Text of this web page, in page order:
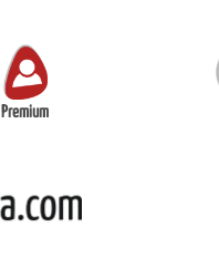
Premium